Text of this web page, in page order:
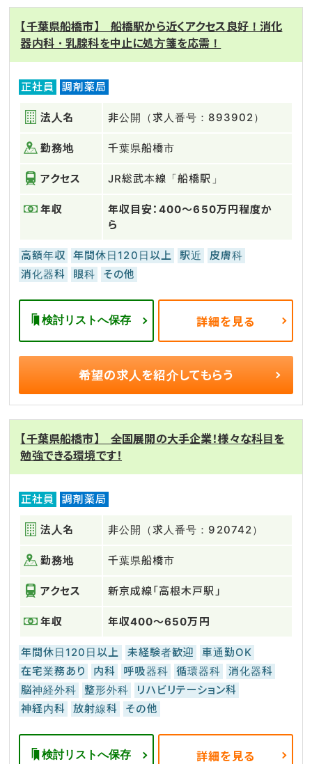
【千葉県船橋市】 船橋駅から近くアクセス良好！消化
器内科・乳腺科を中止に処方箋を応需！
正社員 調剤薬局
法人名 非公開（求人番号：893902）
勤務地 千葉県船橋市
アクセス JR総武本線「船橋駅」
年収
年収目安：400～650万円程度か
ら
高額年収 年間休日120日以上 駅近
皮膚科
消化器科
眼科 その他
検討リストへ保存 詳細を見る
希望の求人を紹介してもらう
【千葉県船橋市】 全国展開の大手企業！様々な科目を
勉強できる環境です！
正社員 調剤薬局
法人名 非公開（求人番号：920742）
勤務地 千葉県船橋市
アクセス 新京成線「高根木戸駅」
年収 年収400～650万円
年間休日120日以上 未経験者歓迎
車通勤OK
在宅業務あり
内科 呼吸器科 循環器科
消化器科
脳神経外科
整形外科
リハビリテーション科
神経内科
放射線科 その他
検討リストへ保存 詳細を見る